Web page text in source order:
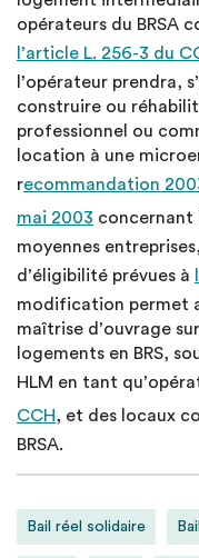
opérateurs du BRSA
l’article L. 256-3 du
l’opérateur prendra,
construire ou
professionnel ou
location à une
recommandation
mai 2003 concernant
moyennes
d’éligibilité prévues à
modification permet
maîtrise d’ouvrage
logements en BRS,
HLM en tant
CCH, et des locaux
BRSA.
Bail réel solidaire